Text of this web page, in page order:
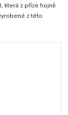
která z příze hojně
z této